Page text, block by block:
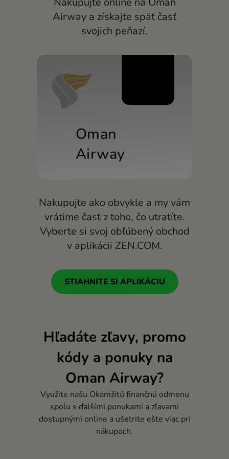
España (Español)
France (Français)
Italia (Italiano)
Κύπρος (Ελληνικά)
Magyarország (Magyar)
Malta (English)
Polska (Polski)
Portugal (Português)
Slovensko (Slovenčina)
Sverige (Svenska)
Türkiye (Türkçe)
Singapore (English)
United Kingdom (English)
International (English)
Karty a plány
OTESTUJTE SI TO ZADARMO
CENTRUM POMOCI
Airway a získajte späť časť
svojich peňazí.
Oman
Airway
Nakupujte ako obvykle a my vám
vrátime časť z toho, čo utratíte.
Vyberte si svoj obľúbený obchod
v aplikácii ZEN.COM.
STIAHNITE SI APLIKÁCIU
Hľadáte zľavy, promo
kódy a ponuky na
Oman Airway?
Využite našu Okamžitú finančnú odmenu
spolu s ďalšími ponukami a zľavami
dostupnými online a ušetrite ešte viac pri
nákupoch.